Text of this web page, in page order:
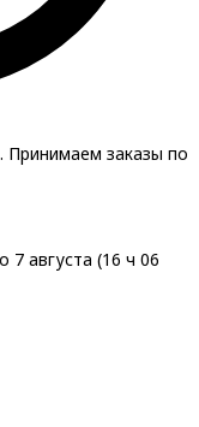
. Принимаем заказы по
7 августа (16 ч 06